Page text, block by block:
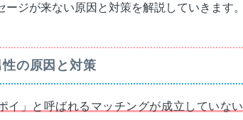
ージが来ない原因と対策を解説していきます。
の原因と対策
ポイ」と呼ばれるマッチングが成立していない